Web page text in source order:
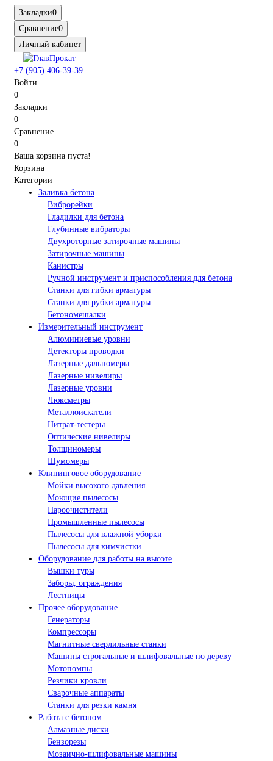
Закладки0
Сравнение0
Личный кабинет
+7 (905) 406-39-39
Войти
0
Закладки
0
Сравнение
0
Ваша корзина пуста!
Корзина
Категории
Заливка бетона
Виброрейки
Гладилки для бетона
Глубинные вибраторы
Двухроторные затирочные машины
Затирочные машины
Канистры
Ручной инструмент и приспособления для бетона
Станки для гибки арматуры
Станки для рубки арматуры
Бетономешалки
Измерительный инструмент
Алюминиевые уровни
Детекторы проводки
Лазерные дальномеры
Лазерные нивелиры
Лазерные уровни
Люксметры
Металлоискатели
Нитрат-тестеры
Оптические нивелиры
Толщиномеры
Шумомеры
Клининговое оборудование
Мойки высокого давления
Моющие пылесосы
Пароочистители
Промышленные пылесосы
Пылесосы для влажной уборки
Пылесосы для химчистки
Оборудование для работы на высоте
Вышки туры
Заборы, ограждения
Лестницы
Прочее оборудование
Генераторы
Компрессоры
Магнитные сверлильные станки
Машины строгальные и шлифовальные по дереву
Мотопомпы
Резчики кровли
Сварочные аппараты
Станки для резки камня
Работа с бетоном
Алмазные диски
Бензорезы
Мозаично-шлифовальные машины